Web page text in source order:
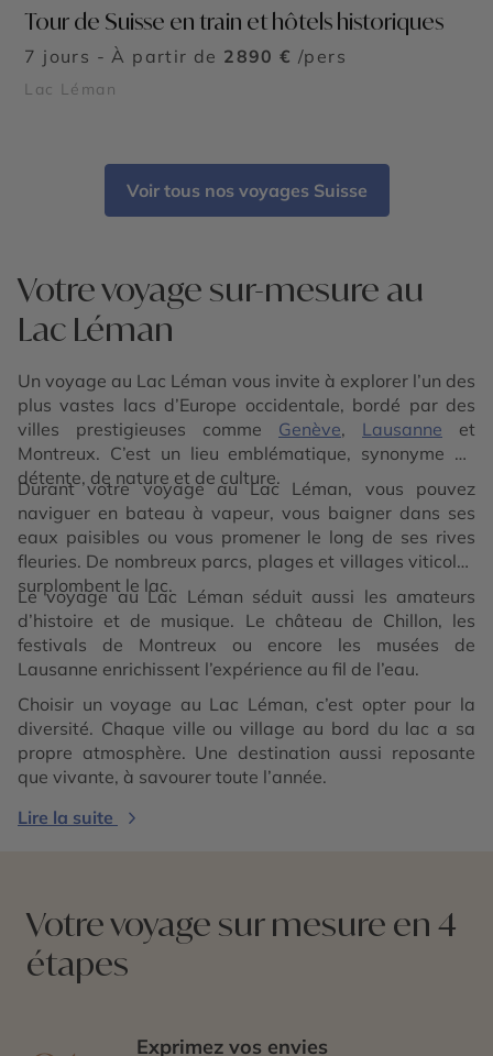
Tour de Suisse en train et hôtels historiques
7 jours - À partir de 2890 € /pers
Lac Léman
Voir tous nos voyages Suisse
Votre voyage sur-mesure au
Lac Léman
Un voyage au Lac Léman vous invite à explorer l’un des
plus vastes lacs d’Europe occidentale, bordé par des
villes prestigieuses comme Genève, Lausanne et
Montreux. C’est un lieu emblématique, synonyme de
détente, de nature et de culture.
Durant votre voyage au Lac Léman, vous pouvez
naviguer en bateau à vapeur, vous baigner dans ses
eaux paisibles ou vous promener le long de ses rives
fleuries. De nombreux parcs, plages et villages viticoles
surplombent le lac.
Le voyage au Lac Léman séduit aussi les amateurs
d’histoire et de musique. Le château de Chillon, les
festivals de Montreux ou encore les musées de
Lausanne enrichissent l’expérience au fil de l’eau.
Choisir un voyage au Lac Léman, c’est opter pour la
diversité. Chaque ville ou village au bord du lac a sa
propre atmosphère. Une destination aussi reposante
que vivante, à savourer toute l’année.
Lire la suite
Votre voyage sur mesure en 4
étapes
Exprimez vos envies